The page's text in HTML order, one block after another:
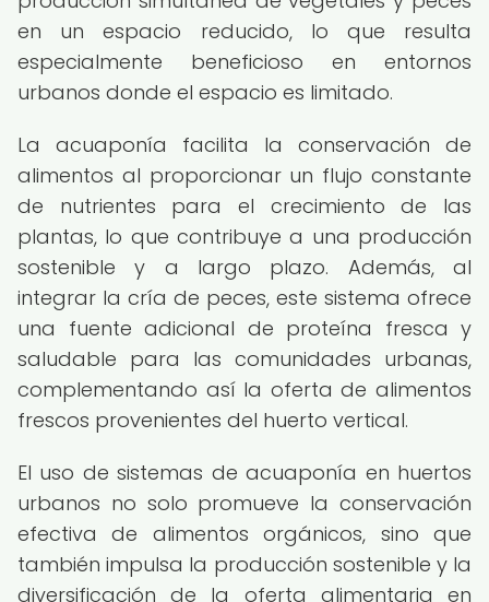
en un espacio reducido, lo que resulta
especialmente beneficioso en entornos
urbanos donde el espacio es limitado.
La acuaponía facilita la conservación de
alimentos al proporcionar un flujo constante
de nutrientes para el crecimiento de las
plantas, lo que contribuye a una producción
sostenible y a largo plazo. Además, al
integrar la cría de peces, este sistema ofrece
una fuente adicional de proteína fresca y
saludable para las comunidades urbanas,
complementando así la oferta de alimentos
frescos provenientes del huerto vertical.
El uso de sistemas de acuaponía en huertos
urbanos no solo promueve la conservación
efectiva de alimentos orgánicos, sino que
también impulsa la producción sostenible y la
diversificación de la oferta alimentaria en